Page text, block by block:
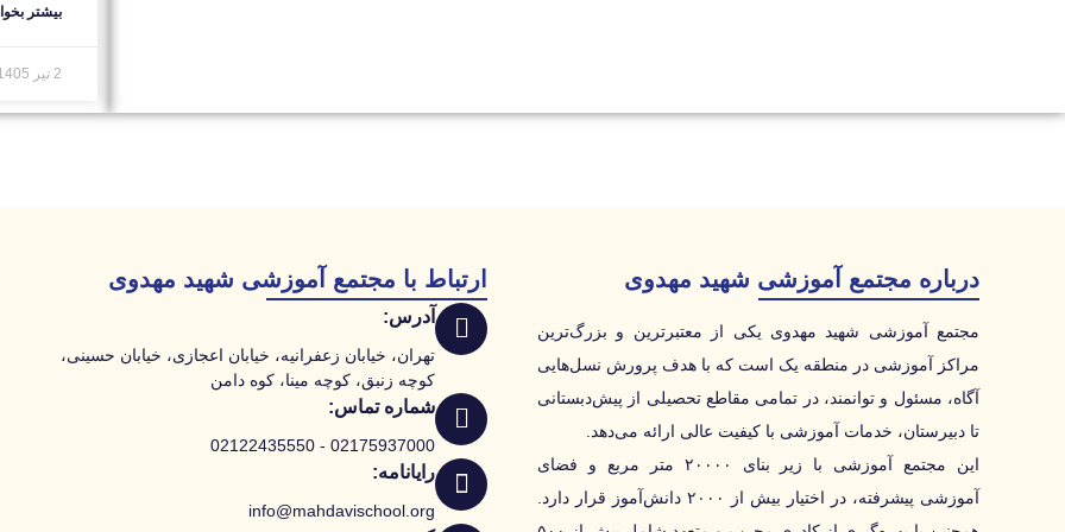
بیشتر
2 تیر 1405
درباره مجتمع آموزشی شهید مهدوی
مجتمع آموزشی شهید مهدوی یکی از معتبرترین و بزرگ‌ترین
مراکز آموزشی در منطقه یک است که با هدف پرورش نسل‌هایی
آگاه، مسئول و توانمند، در تمامی مقاطع تحصیلی از پیش‌دبستانی
تا دبیرستان، خدمات آموزشی با کیفیت عالی ارائه می‌دهد.
این مجتمع آموزشی با زیر بنای ۲۰۰۰۰ متر مربع و فضای
آموزشی پیشرفته، در اختیار بیش از ۲۰۰۰ دانش‌آموز قرار دارد.
ارتباط با مجتمع آموزشی شهید مهدوی
آدرس:
تهران، خیابان زعفرانیه، خیابان اعجازی، خیابان حسینی،
کوچه زنبق، کوچه مینا، کوه دامن
شماره تماس:
02175937000 - 02122435550
رایانامه:
info@mahdavischool.org